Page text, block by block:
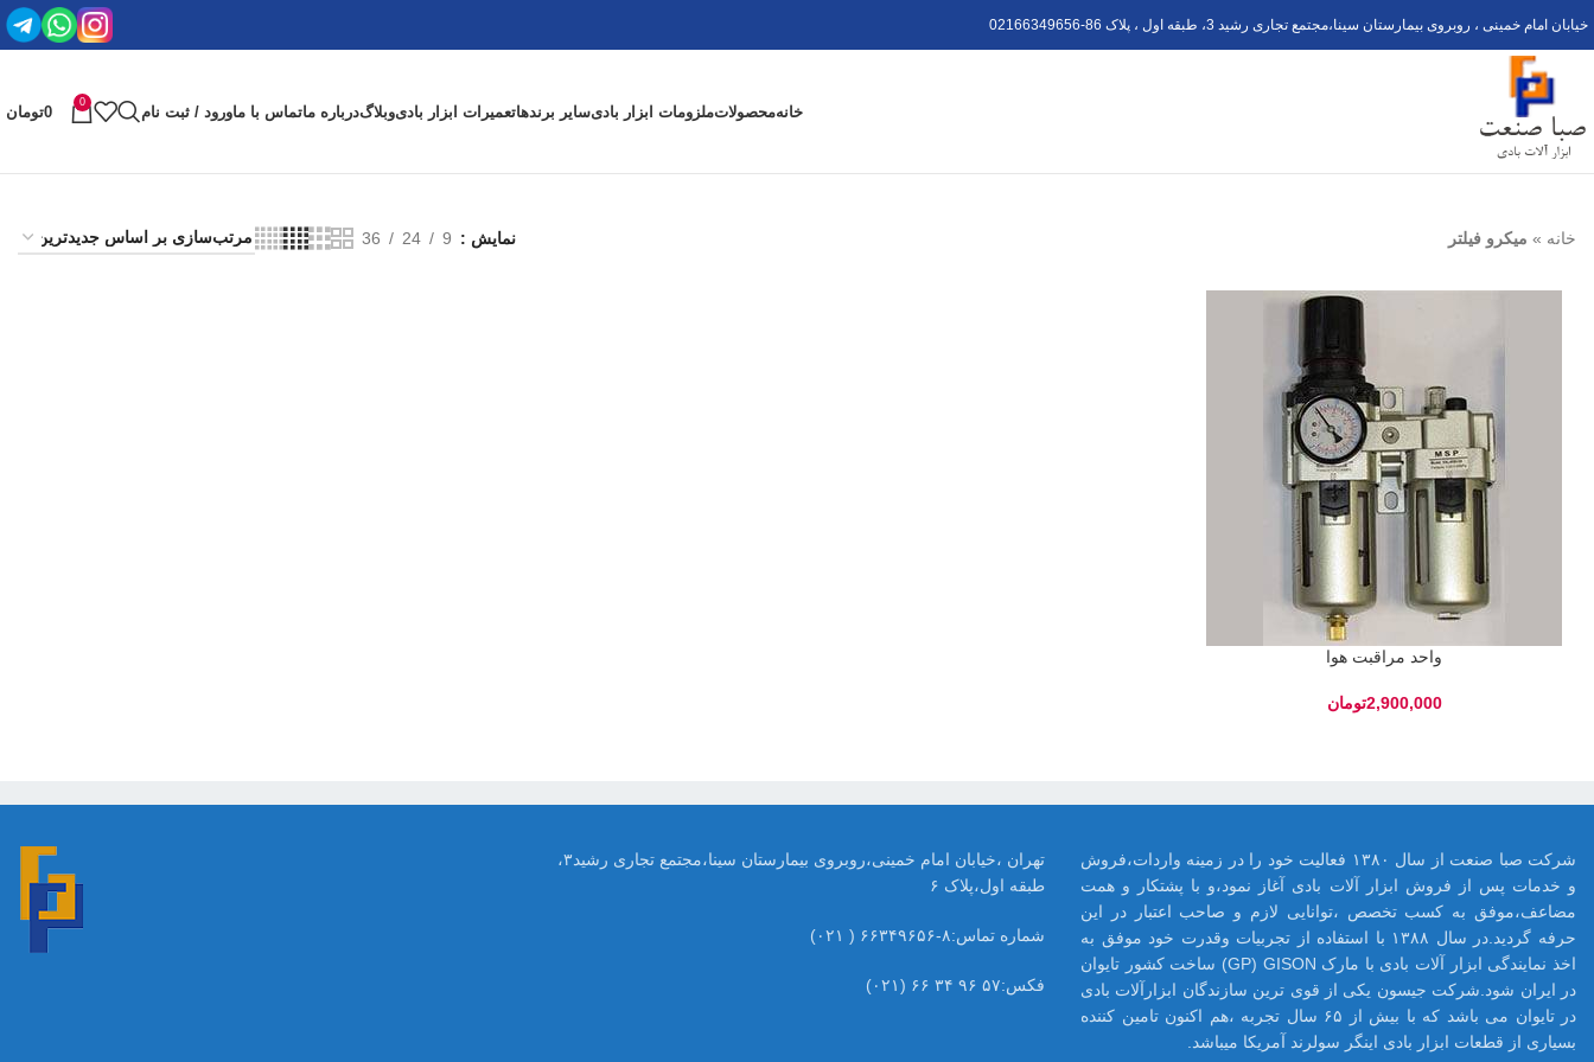
خیابان امام خمینی ، روبروی بیمارستان سینا،مجتمع تجاری رشید 3، طبقه اول ، پلاک 6 02166349656-8
خانهمحصولاتملزومات ابزار بادیسایر برندهاتعمیرات ابزار بادیوبلاگدرباره ماتماس با ماورود / ثبت نام
0
0تومان
خانه » میکرو فیلتر نمایش 9
24
36
واحد مراقبت هوا
تومان
تهران ،خیابان امام خمینی،روبروی بیمارستان سینا،مجتمع تجاری رشید۳،
طبقه اول،پلاک ۶
شماره تماس:۸-۶۶۳۴۹۶۵۶ ( ۰۲۱)
فکس:۵۷ ۹۶ ۳۴ ۶۶ (۰۲۱)
شرکت صبا صنعت از سال ۱۳۸۰ فعالیت خود را در زمینه واردات،فروش
و خدمات پس از فروش ابزار آلات بادی آغاز نمود،و با پشتکار و همت
مضاعف،موفق به کسب تخصص ،توانایی لازم و صاحب اعتبار در این
حرفه گردید.در سال ۱۳۸۸ با استفاده از تجربیات وقدرت خود موفق به
اخذ نمایندگی ابزار آلات بادی با مارک GP) GISON) ساخت کشور تایوان
در ایران شود.شرکت جیسون یکی از قوی ترین سازندگان ابزارآلات بادی
در تایوان می باشد که با بیش از ۶۵ سال تجربه ،هم اکنون تامین کننده
بسیاری از قطعات ابزار بادی اینگر سولرند آمریکا میباشد.